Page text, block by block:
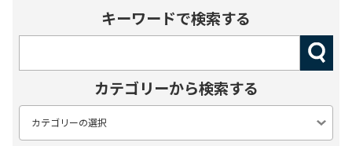
キーワードで検索する
カテゴリーから検索する